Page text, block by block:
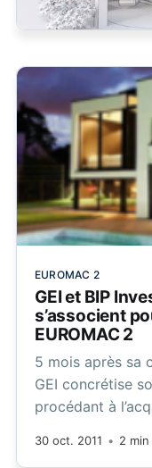
EUROMAC 2
GEI et BIP
s’associent
EUROMAC 2
5 mois après sa
GEI concrétise
procédant à
30 oct. 2011 • 2